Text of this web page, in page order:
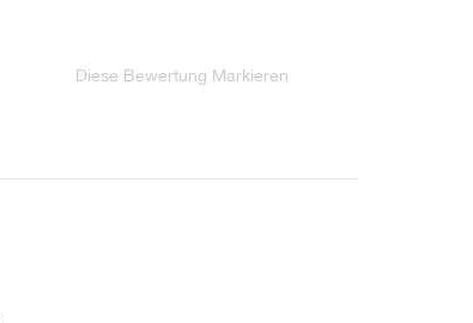
Diese Bewertung Markieren